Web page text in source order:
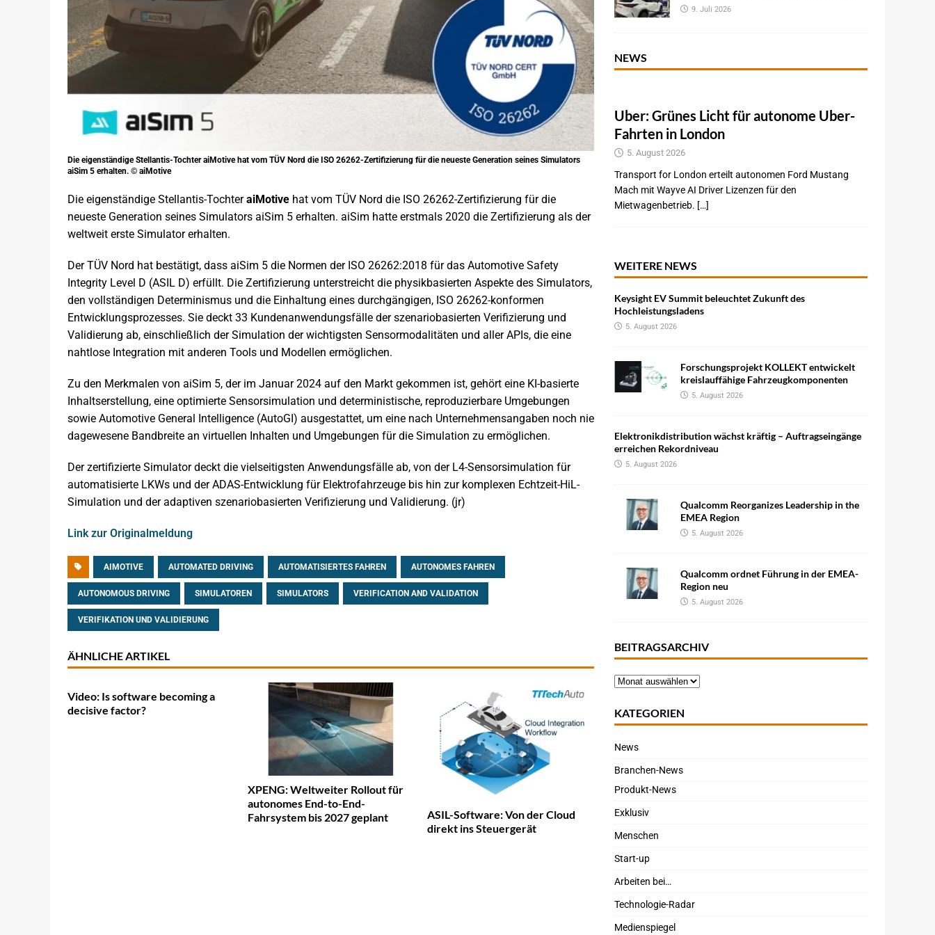
Die eigenständige Stellantis-Tochter aiMotive hat vom TÜV Nord die ISO 26262-Zertifizierung für die neueste Generation seines Simulators
aiSim 5 erhalten. © aiMotive
Die eigenständige Stellantis-TochteraiMotive hat vom TÜV Nord die ISO 26262-Zertifizierung für die
neueste Generation seines Simulators aiSim 5 erhalten. aiSim hatte erstmals 2020 die Zertifizierung als der
weltweit erste Simulator erhalten.
Der TÜV Nord hat bestätigt, dass aiSim 5 die Normen der ISO 26262:2018 für das Automotive Safety
Integrity Level D (ASIL D) erfüllt. Die Zertifizierung unterstreicht die physikbasierten Aspekte des Simulators,
den vollständigen Determinismus und die Einhaltung eines durchgängigen, ISO 26262-konformen
Entwicklungsprozesses. Sie deckt 33 Kundenanwendungsfälle der szenariobasierten Verifizierung und
Validierung ab, einschließlich der Simulation der wichtigsten Sensormodalitäten und aller APIs, die eine
nahtlose Integration mit anderen Tools und Modellen ermöglichen.
Zu den Merkmalen von aiSim 5, der im Januar 2024 auf den Markt gekommen ist, gehört eine KI-basierte
Inhaltserstellung, eine optimierte Sensorsimulation und deterministische, reproduzierbare Umgebungen
sowie Automotive General Intelligence (AutoGI) ausgestattet, um eine nach Unternehmensangaben noch nie
dagewesene Bandbreite an virtuellen Inhalten und Umgebungen für die Simulation zu ermöglichen.
Der zertifizierte Simulator deckt die vielseitigsten Anwendungsfälle ab, von der L4-Sensorsimulation für
automatisierte LKWs und der ADAS-Entwicklung für Elektrofahrzeuge bis hin zur komplexen Echtzeit-HiL-
Simulation und der adaptiven szenariobasierten Verifizierung und Validierung. (jr)
Link zur Originalmeldung
AIMOTIVE AUTOMATED DRIVING AUTOMATISIERTES FAHREN AUTONOMES FAHREN
AUTONOMOUS DRIVING SIMULATOREN SIMULATORS VERIFICATION AND VALIDATION
VERIFIKATION UND VALIDIERUNG
ÄHNLICHE ARTIKEL
Video: Is software becoming a
decisive factor?
XPENG: Weltweiter Rollout für
autonomes End-to-End-
Fahrsystem bis 2027 geplant
ASIL-Software: Von der Cloud
direkt ins Steuergerät
9. Juli 2026
NEWS
Uber: Grünes Licht für autonome Uber-
Fahrten in London
5. August 2026
Transport for London erteilt autonomen Ford Mustang
Mach mit Wayve AI Driver Lizenzen für den
Mietwagenbetrieb. […]
WEITERE NEWS
Keysight EV Summit beleuchtet Zukunft des
Hochleistungsladens
5. August 2026
Forschungsprojekt KOLLEKT entwickelt
kreislauffähige Fahrzeugkomponenten
5. August 2026
Elektronikdistribution wächst kräftig – Auftragseingänge
erreichen Rekordniveau
5. August 2026
Qualcomm Reorganizes Leadership in the
EMEA Region
5. August 2026
Qualcomm ordnet Führung in der EMEA-
Region neu
5. August 2026
BEITRAGSARCHIV
KATEGORIEN
News
Branchen-News
Produkt-News
Exklusiv
Menschen
Start-up
Arbeiten bei…
Technologie-Radar
Medienspiegel